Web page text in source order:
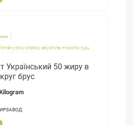
district, selyshche miskoho typu
Український 50 жиру в
брус